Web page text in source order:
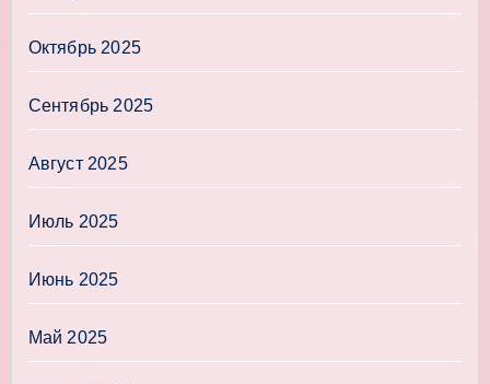
Октябрь 2025
Сентябрь 2025
Август 2025
Июль 2025
Июнь 2025
Май 2025